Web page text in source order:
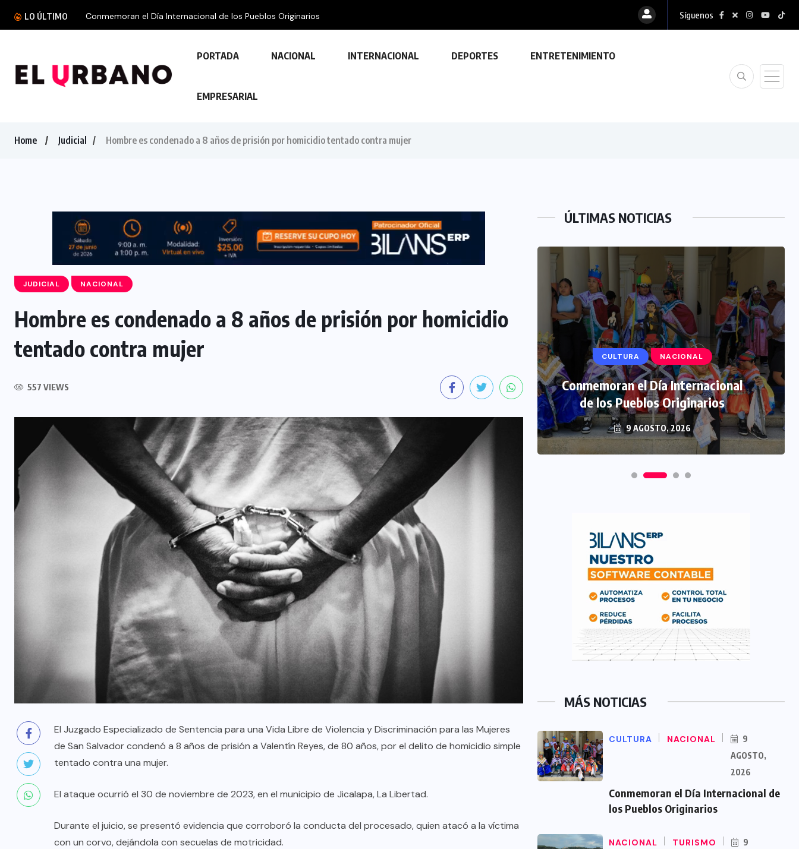
LO ÚLTIMO Conmemoran el Día Internacional de los Pueblos Originarios Síguenos
PORTADA NACIONAL INTERNACIONAL DEPORTES ENTRETENIMIENTO
EMPRESARIAL
Home Judicial Hombre es condenado a 8 años de prisión por homicidio tentado contra mujer
JUDICIAL NACIONAL
Hombre es condenado a 8 años de prisión por homicidio
tentado contra mujer
557 VIEWS
El Juzgado Especializado de Sentencia para una Vida Libre de Violencia y Discriminación para las Mujeres
de San Salvador condenó a 8 años de prisión a Valentín Reyes, de 80 años, por el delito de homicidio simple
tentado contra una mujer.
El ataque ocurrió el 30 de noviembre de 2023, en el municipio de Jicalapa, La Libertad.
Durante el juicio, se presentó evidencia que corroboró la conducta del procesado, quien atacó a la víctima
con un corvo, dejándola con secuelas de motricidad.
ÚLTIMAS NOTICIAS
ENTRETENIMIENTO NACIONAL
Último día para disfrutar de Terror
9 AGOSTO, 2026
TECNOLOGÍA
23 FEBRERO, 2024
CULTURA NACIONAL
Conmemoran el Día Internacional
de los Pueblos Originarios
9 AGOSTO, 2026
MÁS NOTICIAS
CULTURA NACIONAL
9
AGOSTO,
2026
Conmemoran el Día Internacional de
los Pueblos Originarios
NACIONAL TURISMO
9